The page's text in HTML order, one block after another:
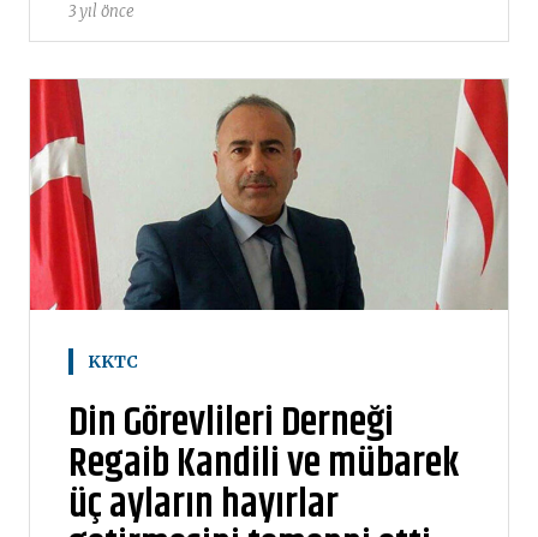
3 yıl önce
KKTC
Din Görevlileri Derneği
Regaib Kandili ve mübarek
üç ayların hayırlar